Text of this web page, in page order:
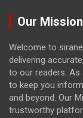
Our Mission
Welcome to
delivering
to our readers. As
to keep you
and beyond. Our
trustworthy